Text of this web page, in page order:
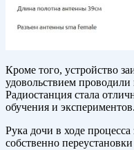
Кроме того, устройство
удовольствием
Радиостанция стала
обучения и экспериментов.
Рука дочи в ходе
собственно